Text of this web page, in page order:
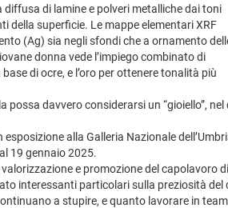
di lamine e polveri metalliche dai toni
della superficie. Le mappe elementari XRF
(Ag) sia negli sfondi che a ornamento
donna vede l’impiego combinato di
di ocre, e l’oro per ottenere tonalità più
possa davvero considerarsi un “gioiello”,
alla Galleria Nazionale
19 gennaio 2025.
e promozione del
interessanti particolari sulla preziosità
a stupire, e quanto lavorare in